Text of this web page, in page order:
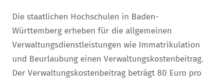
Die staatlichen Hochschulen in Baden-
Württemberg erheben für die allgemeinen
Verwaltungsdienstleistungen wie Immatrikulation
und Beurlaubung einen Verwaltungskostenbeitrag.
Der Verwaltungskostenbeitrag beträgt 80 Euro pro